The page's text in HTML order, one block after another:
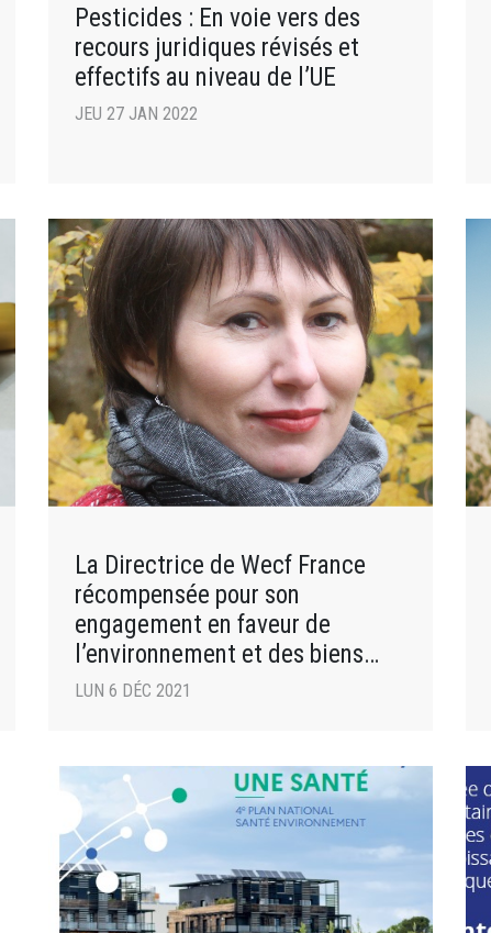
Pesticides : En voie vers des
recours juridiques révisés et
effectifs au niveau de l’UE
JEU 27 JAN 2022
La Directrice de Wecf France
récompensée pour son
engagement en faveur de
l’environnement et des biens
communs
LUN 6 DÉC 2021